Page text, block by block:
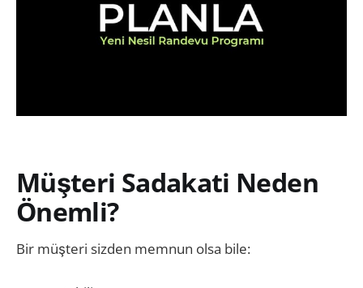
Müşteri Sadakati Neden
Önemli?
Bir müşteri sizden memnun olsa bile: